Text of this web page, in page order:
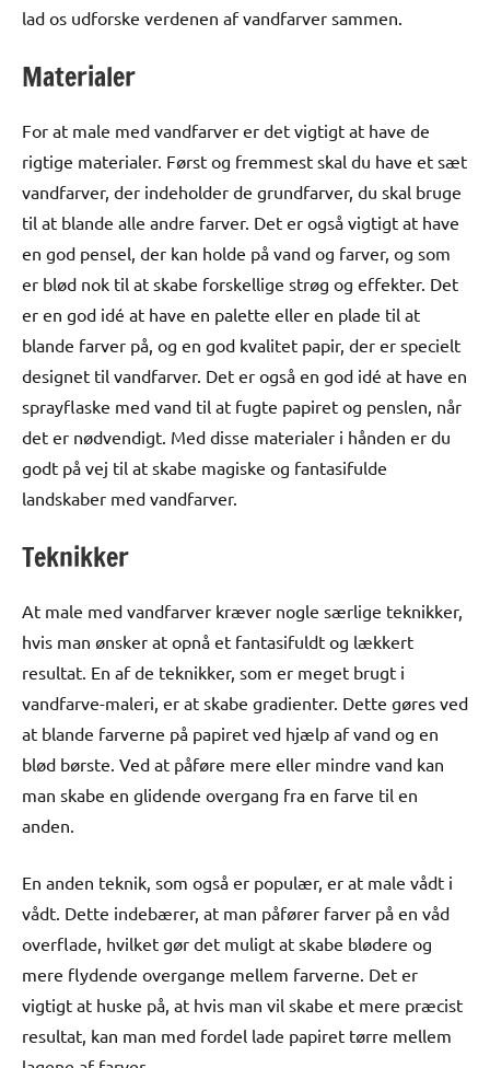
lad os udforske verdenen af vandfarver sammen.
Materialer
For at male med vandfarver er det vigtigt at have de
rigtige materialer. Først og fremmest skal du have et sæt
vandfarver, der indeholder de grundfarver, du skal bruge
til at blande alle andre farver. Det er også vigtigt at have
en god pensel, der kan holde på vand og farver, og som
er blød nok til at skabe forskellige strøg og effekter. Det
er en god idé at have en palette eller en plade til at
blande farver på, og en god kvalitet papir, der er specielt
designet til vandfarver. Det er også en god idé at have en
sprayflaske med vand til at fugte papiret og penslen, når
det er nødvendigt. Med disse materialer i hånden er du
godt på vej til at skabe magiske og fantasifulde
landskaber med vandfarver.
Teknikker
At male med vandfarver kræver nogle særlige teknikker,
hvis man ønsker at opnå et fantasifuldt og lækkert
resultat. En af de teknikker, som er meget brugt i
vandfarve-maleri, er at skabe gradienter. Dette gøres ved
at blande farverne på papiret ved hjælp af vand og en
blød børste. Ved at påføre mere eller mindre vand kan
man skabe en glidende overgang fra en farve til en
anden.
En anden teknik, som også er populær, er at male vådt i
vådt. Dette indebærer, at man påfører farver på en våd
overflade, hvilket gør det muligt at skabe blødere og
mere flydende overgange mellem farverne. Det er
vigtigt at huske på, at hvis man vil skabe et mere præcist
resultat, kan man med fordel lade papiret tørre mellem